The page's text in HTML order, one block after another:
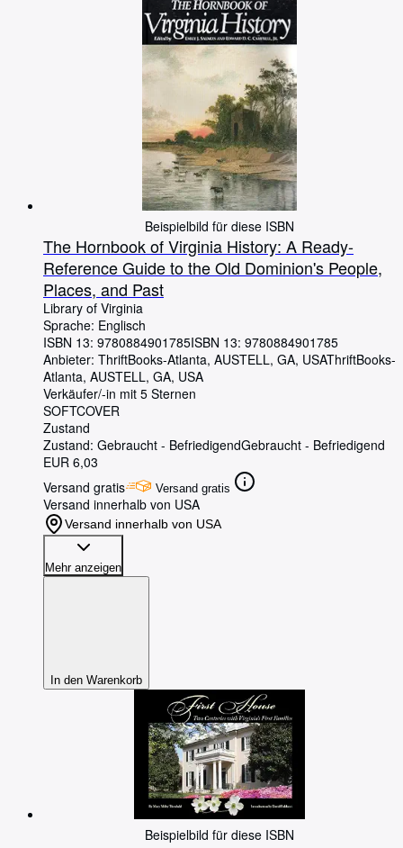
Beispielbild für diese ISBN
The Hornbook of Virginia History: A Ready-
Reference Guide to the Old Dominion's People,
Places, and Past
Library of Virginia
Sprache: Englisch
ISBN 13: 9780884901785ISBN 13: 9780884901785
Anbieter: ThriftBooks-Atlanta, AUSTELL, GA, USAThriftBooks-
Atlanta, AUSTELL, GA, USA
Verkäufer/-in mit 5 Sternen
SOFTCOVER
Zustand
Zustand: Gebraucht - BefriedigendGebraucht - Befriedigend
EUR 6,03
Versand gratis
Versand gratis
Versand innerhalb von USA
Versand innerhalb von USA
Mehr anzeigen
In den Warenkorb
Beispielbild für diese ISBN